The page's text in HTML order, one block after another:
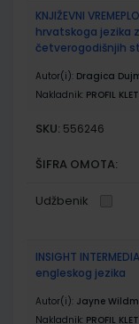
KNJIŽEVNI
hrvatskoga jezika
četverogodišnjih
Autor(i): Dragica
Nakladnik: PROFIL
SKU: 556246
ŠIFRA OMOTA:
Udžbenik
INSIGHT
engleskog jezika
Autor(i): Jayne
Nakladnik: PROFIL